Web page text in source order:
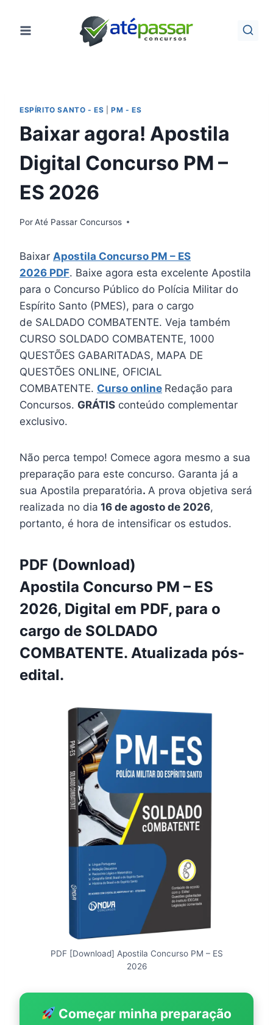
para
ESPÍRITO SANTO - ES |PM - ES
Baixar agora! Apostila
Digital Concurso PM –
ES 2026
PorAté Passar Concursos
Baixar Apostila Concurso PM – ES
2026 PDF. Baixe agora esta excelente Apostila
para o Concurso Público do Polícia Militar do
Espírito Santo (PMES), para o cargo
de SALDADO COMBATENTE. Veja também
CURSO SOLDADO COMBATENTE, 1000
QUESTÕES GABARITADAS, MAPA DE
QUESTÕES ONLINE, OFICIAL
COMBATENTE. Curso online Redação para
Concursos. GRÁTIS conteúdo complementar
exclusivo.
Não perca tempo! Comece agora mesmo a sua
preparação para este concurso. Garanta já a
sua Apostila preparatória. A prova objetiva será
realizada no dia 16 de agosto de 2026,
portanto, é hora de intensificar os estudos.
PDF (Download)
Apostila Concurso PM – ES
2026, Digital em PDF, para o
cargo de SOLDADO
COMBATENTE. Atualizada pós-
edital.
PDF [Download] Apostila Concurso PM – ES
2026
Começar minha preparação